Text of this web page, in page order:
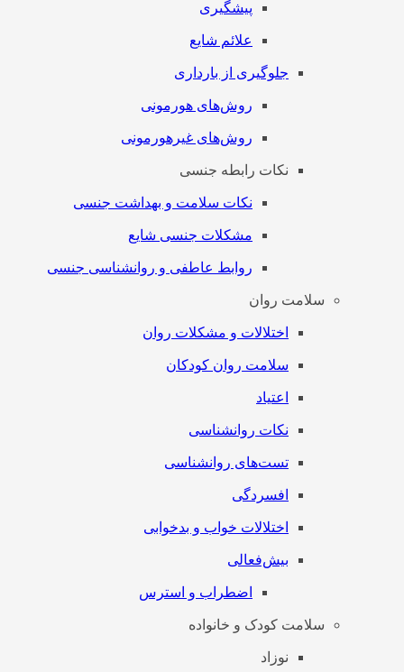
پیشگیری
علائم شایع
جلوگیری از بارداری
روش‌های هورمونی
روش‌های غیرهورمونی
نکات رابطه جنسی
نکات سلامت و بهداشت جنسی
مشکلات جنسی شایع
روابط عاطفی و روانشناسی جنسی
سلامت روان
اختلالات و مشکلات روان
سلامت روان کودکان
اعتیاد
نکات روانشناسی
تست‌های روانشناسی
افسردگی
اختلالات خواب و بدخوابی
بیش‌فعالی
اضطراب و استرس
سلامت کودک و خانواده
نوزاد